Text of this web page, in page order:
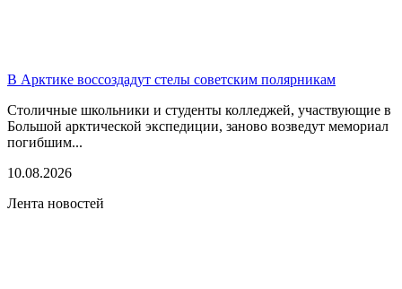
В Арктике воссоздадут стелы советским полярникам
Столичные школьники и студенты колледжей, участвующие в
Большой арктической экспедиции, заново возведут мемориал
погибшим...
10.08.2026
Лента новостей